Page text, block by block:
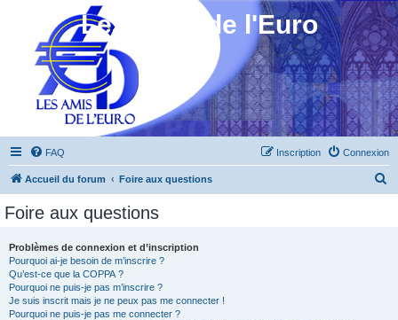
Les Amis de l'Euro
FAQ Connexion
Inscription
Accueil du forum Foire aux questions
Foire aux questions
Problèmes de connexion et d’inscription
Pourquoi ai-je besoin de m’inscrire ?
Qu’est-ce que la COPPA ?
Pourquoi ne puis-je pas m’inscrire ?
Je suis inscrit mais je ne peux pas me connecter !
Pourquoi ne puis-je pas me connecter ?